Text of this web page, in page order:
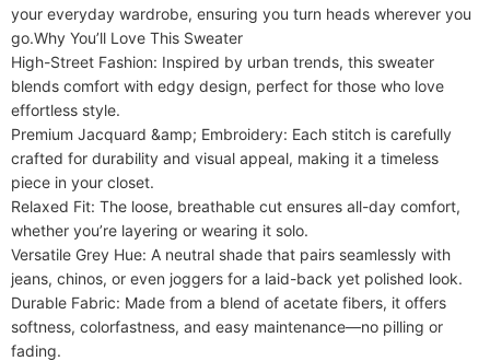
your everyday wardrobe, ensuring you turn heads wherever you
go.​​Why You’ll Love This Sweater​​
​​High-Street Fashion​​: Inspired by urban trends, this sweater
blends comfort with edgy design, perfect for those who love
effortless style.
​​Premium Jacquard &amp; Embroidery​​: Each stitch is carefully
crafted for durability and visual appeal, making it a timeless
piece in your closet.
​​Relaxed Fit​​: The loose, breathable cut ensures all-day comfort,
whether you’re layering or wearing it solo.
​​Versatile Grey Hue​​: A neutral shade that pairs seamlessly with
jeans, chinos, or even joggers for a laid-back yet polished look.
​​Durable Fabric​​: Made from a blend of acetate fibers, it offers
softness, colorfastness, and easy maintenance—no pilling or
fading.